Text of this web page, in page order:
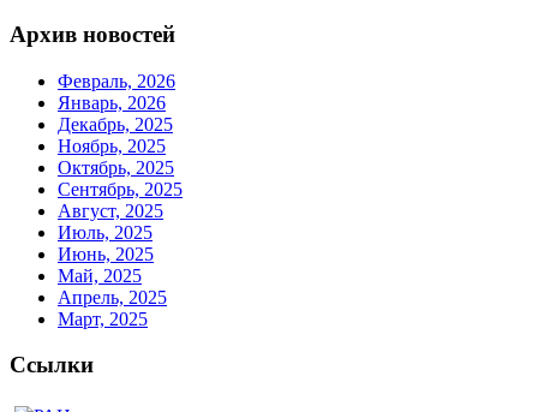
Архив новостей
Февраль, 2026
Январь, 2026
Декабрь, 2025
Ноябрь, 2025
Октябрь, 2025
Сентябрь, 2025
Август, 2025
Июль, 2025
Июнь, 2025
Май, 2025
Апрель, 2025
Март, 2025
Ссылки